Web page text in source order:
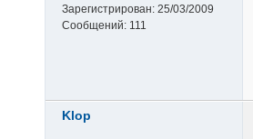
Зарегистрирован: 25/03/2009
Сообщений: 111
Klop